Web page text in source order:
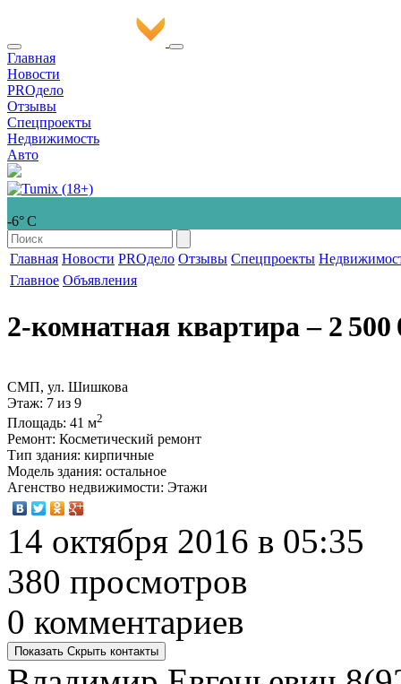
Главная
Новости
PROдело
Отзывы
Спецпроекты
Недвижимость
Авто
-6° С
Главная Новости PROдело Отзывы Спецпроекты
Главное Объявления
2-комнатная квартира‒ 2 500
СМП, ул. Шишкова
Этаж: 7 из 9
Площадь: 41 м2
Ремонт: Косметический ремонт
Тип здания: кирпичные
Модель здания: остальное
Агенство недвижимости: Этажи
14 октября 2016 в 05:35
380 просмотров
0 комментариев
Показать Скрыть контакты